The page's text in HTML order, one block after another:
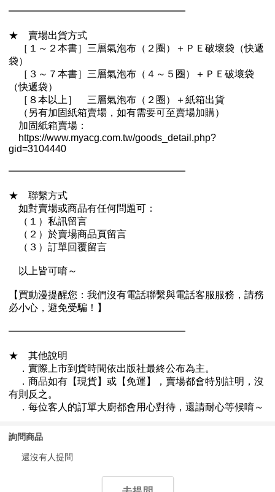
詢問商品
還沒有人提問